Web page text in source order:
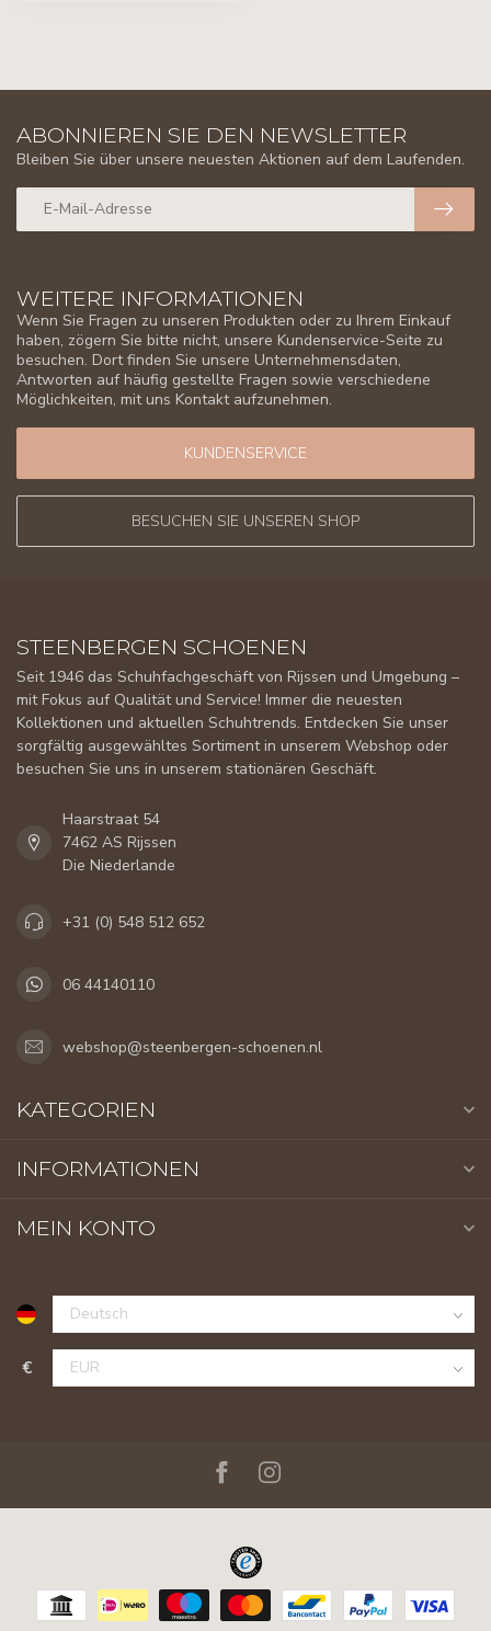
WEITERE INFORMATIONEN
Wenn Sie Fragen zu unseren Produkten oder zu Ihrem Einkauf
haben, zögern Sie bitte nicht, unsere Kundenservice-Seite zu
besuchen. Dort finden Sie unsere Unternehmensdaten,
Antworten auf häufig gestellte Fragen sowie verschiedene
Möglichkeiten, mit uns Kontakt aufzunehmen.
KUNDENSERVICE
BESUCHEN SIE UNSEREN SHOP
ABONNIEREN SIE DEN NEWSLETTER
Bleiben Sie über unsere neuesten Aktionen auf dem Laufenden.
STEENBERGEN SCHOENEN
Seit 1946 das Schuhfachgeschäft von Rijssen und Umgebung –
mit Fokus auf Qualität und Service! Immer die neuesten
Kollektionen und aktuellen Schuhtrends. Entdecken Sie unser
sorgfältig ausgewähltes Sortiment in unserem Webshop oder
besuchen Sie uns in unserem stationären Geschäft.
Haarstraat 54
7462 AS Rijssen
Die Niederlande
+31 (0) 548 512 652
06 44140110
webshop@steenbergen-schoenen.nl
KATEGORIEN
INFORMATIONEN
MEIN KONTO
€